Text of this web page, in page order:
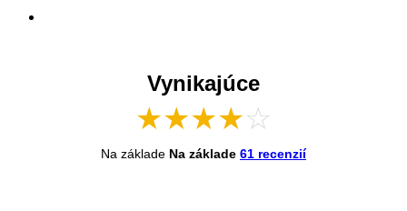
Vynikajúce
★★★★☆
Na základe Na základe 61 recenzií